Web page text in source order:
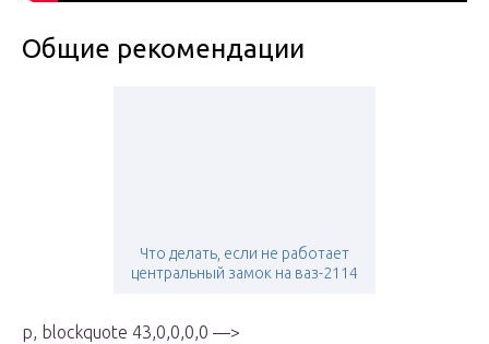
Общие рекомендации
Что делать, если не работает
центральный замок на ваз-2114
p, blockquote 43,0,0,0,0 —>